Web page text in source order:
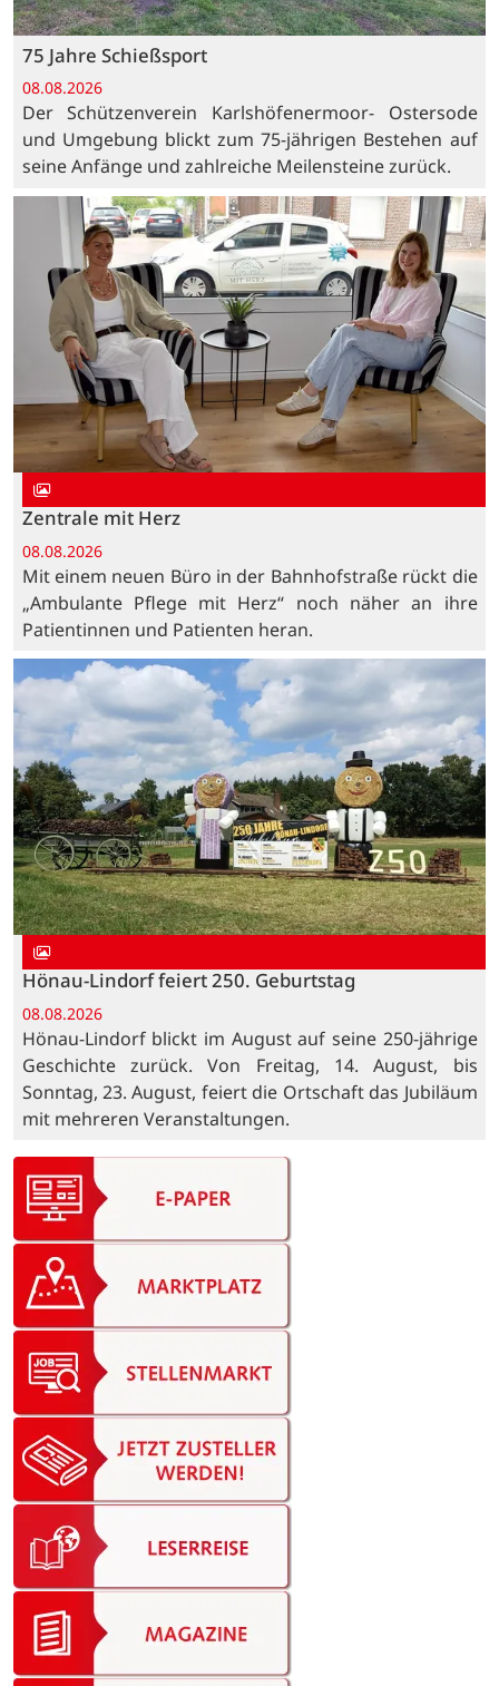
75 Jahre Schießsport
08.08.2026
Der Schützenverein Karlshöfenermoor- Ostersode
und Umgebung blickt zum 75-jährigen Bestehen auf
seine Anfänge und zahlreiche Meilensteine zurück.
Zentrale mit Herz
08.08.2026
Mit einem neuen Büro in der Bahnhofstraße rückt die
„Ambulante Pflege mit Herz“ noch näher an ihre
Patientinnen und Patienten heran.
Hönau-Lindorf feiert 250. Geburtstag
08.08.2026
Hönau-Lindorf blickt im August auf seine 250-jährige
Geschichte zurück. Von Freitag, 14. August, bis
Sonntag, 23. August, feiert die Ortschaft das Jubiläum
mit mehreren Veranstaltungen.